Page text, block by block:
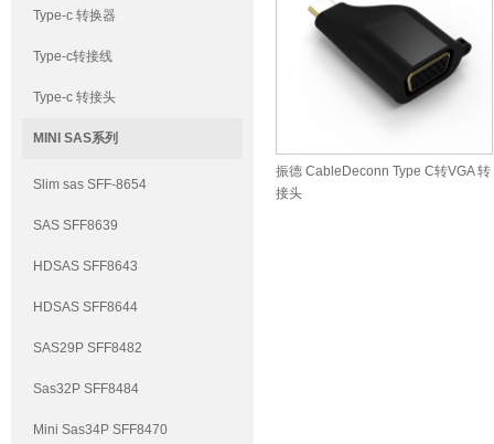
Type-c 转换器
Type-c转接线
Type-c 转接头
MINI SAS系列
Slim sas SFF-8654
SAS SFF8639
HDSAS SFF8643
HDSAS SFF8644
SAS29P SFF8482
Sas32P SFF8484
Mini Sas34P SFF8470
振德 CableDeconn Type C转VGA 转
接头